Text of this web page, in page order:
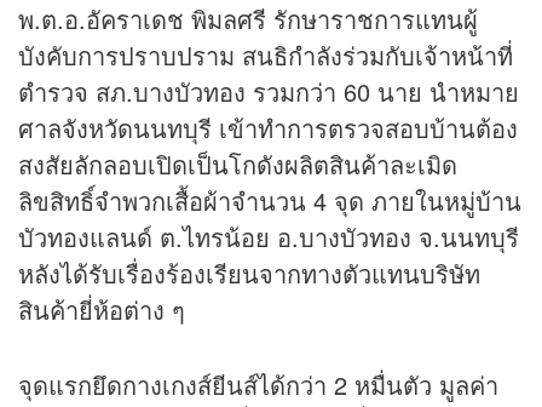
พ.ต.อ.อัคราเดช พิมลศรี รักษาราชการแทนผู้
บังคับการปราบปราม สนธิกำลังร่วมกับเจ้าหน้าที่
ตำรวจ สภ.บางบัวทอง รวมกว่า 60 นาย นำหมาย
ศาลจังหวัดนนทบุรี เข้าทำการตรวจสอบบ้านต้อง
สงสัยลักลอบเปิดเป็นโกดังผลิตสินค้าละเมิด
ลิขสิทธิ์จำพวกเสื้อผ้าจำนวน 4 จุด ภายในหมู่บ้าน
บัวทองแลนด์ ต.ไทรน้อย อ.บางบัวทอง จ.นนทบุรี
หลังได้รับเรื่องร้องเรียนจากทางตัวแทนบริษัท
สินค้ายี่ห้อต่าง ๆ
จุดแรกยึดกางเกงส์ยีนส์ได้กว่า 2 หมื่นตัว มูลค่า